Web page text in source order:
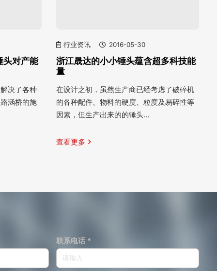
头对产能
决了各种
涵桥的施
行业资讯 2016-05-30
浙江晟达的小小锤头蕴含超多科技能
量
在设计之初，虽然生产商已经考虑了破碎机
的各种配件、物料的硬度、粒度及易碎性等
因素，但生产出来的的锤头…
查看更多
联系电话 *